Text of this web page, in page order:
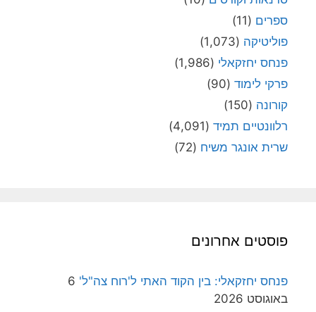
ספרים (11)
פוליטיקה (1,073)
פנחס יחזקאלי (1,986)
פרקי לימוד (90)
קורונה (150)
רלוונטיים תמיד (4,091)
שרית אונגר משיח (72)
פוסטים אחרונים
פנחס יחזקאלי: בין הקוד האתי ל'רוח צה"ל' 6
באוגוסט 2026